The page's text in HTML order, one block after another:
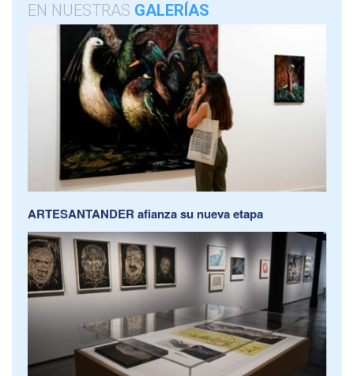
EN NUESTRAS GALERÍAS
ARTESANTANDER afianza su nueva etapa